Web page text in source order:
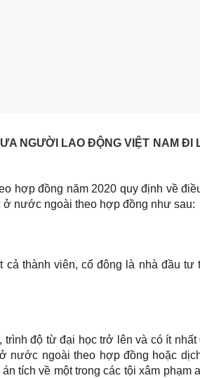
NGƯỜI LAO ĐỘNG VIỆT NAM ĐI
hợp đồng năm 2020 quy định về
nước ngoài theo hợp đồng như sau:
thành viên, cổ đông là nhà đầu tư
độ từ đại học trở lên và có ít nhất
ngoài theo hợp đồng hoặc
tích về một trong các tội xâm phạm